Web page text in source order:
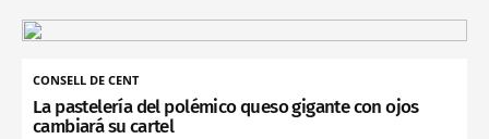
CONSELL DE CENT
La pastelería del polémico queso gigante con ojos
cambiará su cartel